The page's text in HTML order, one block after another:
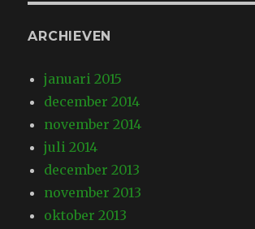
ARCHIEVEN
januari 2015
december 2014
november 2014
juli 2014
december 2013
november 2013
oktober 2013